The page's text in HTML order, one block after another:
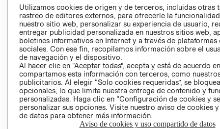
AVISO DE
COOKIES
LIBRO DE
Ecuador ($)
Utilizamos cookies de origen y de terceros, incluidas otras
rastreo de editores externos, para ofrecerle la
nuestro sitio web, personalizar su experiencia de usuario,
entregar publicidad personalizada en nuestros sitios web,
boletines informativos en Internet y a través de plataformas
sociales. Con ese fin, recopilamos información sobre el
de navegación y el dispositivo.
Al hacer clic en “Aceptar todas”, acepta y está de acuerdo
compartamos esta información con terceros, como
publicitarios. Al elegir “Solo cookies requeridas”, se
opcionales, lo que limita nuestra entrega de contenido y
personalizadas. Haga clic en “Configuración de cookies y
personalizar sus opciones. Visite nuestro aviso de cookies
de datos para obtener más información.
Aviso de cookies y uso compartido de datos